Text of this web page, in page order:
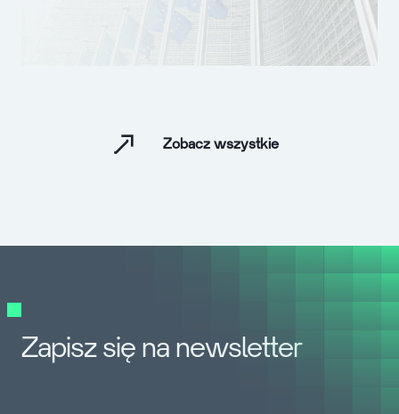
Zobacz wszystkie
Zapisz się na newsletter